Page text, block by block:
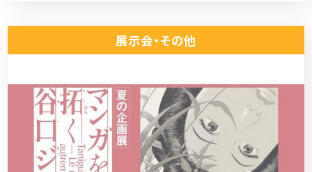
展示会・その他